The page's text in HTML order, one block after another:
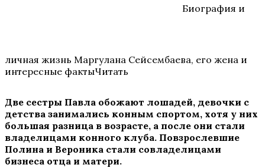
Биография и
личная жизнь Маргулана Сейсембаева, его жена и
интересные фактыЧитать
Две сестры Павла обожают лошадей, девочки с
детства занимались конным спортом, хотя у них
большая разница в возрасте, а после они стали
владелицами конного клуба. Повзрослевшие
Полина и Вероника стали совладелицами
бизнеса отца и матери.